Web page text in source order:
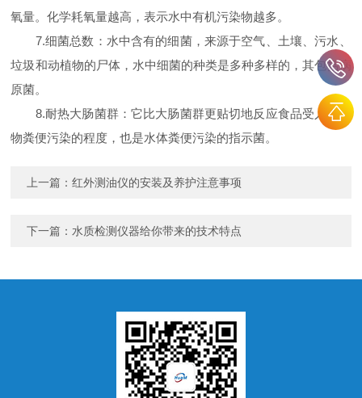
氧量。化学耗氧量越高，表示水中有机污染物越多。
7.细菌总数：水中含有的细菌，来源于空气、土壤、污水、
垃圾和动植物的尸体，水中细菌的种类是多种多样的，其包括病
原菌。
8.耐热大肠菌群：它比大肠菌群更贴切地反应食品受人和动
物粪便污染的程度，也是水体粪便污染的指示菌。
上一篇：红外测油仪的安装及养护注意事项
下一篇： 水质检测仪器给你带来的技术特点